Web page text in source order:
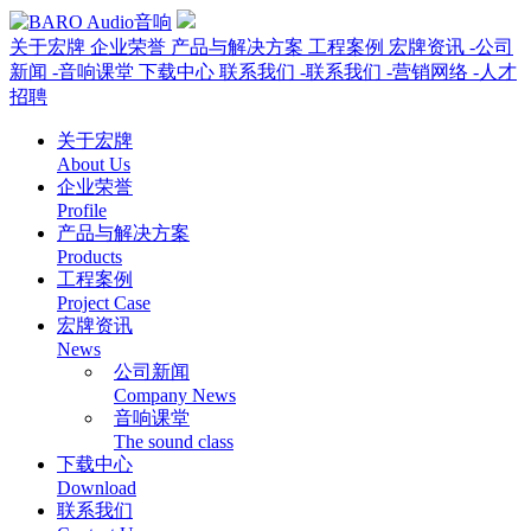
关于宏牌 企业荣誉 产品与解决方案 工程案例 宏牌资讯 -公司
新闻 -音响课堂 下载中心 联系我们 -联系我们 -营销网络 -人才
招聘
关于宏牌
About Us
企业荣誉
Profile
产品与解决方案
Products
工程案例
Project Case
宏牌资讯
News
公司新闻
Company News
音响课堂
The sound class
下载中心
Download
联系我们